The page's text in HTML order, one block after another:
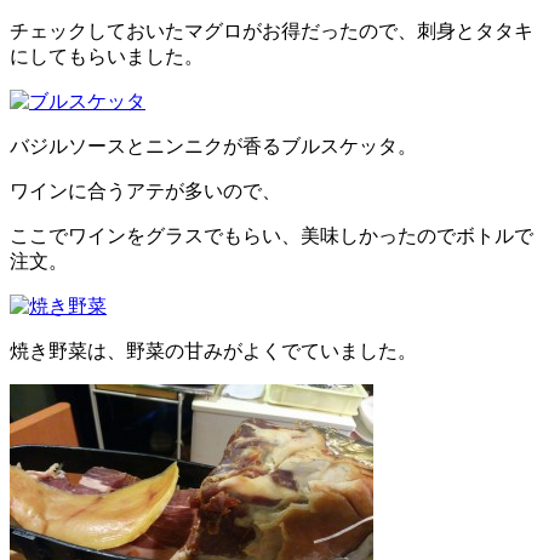
チェックしておいたマグロがお得だったので、刺身とタタキ
にしてもらいました。
バジルソースとニンニクが香るブルスケッタ。
ワインに合うアテが多いので、
ここでワインをグラスでもらい、美味しかったのでボトルで
注文。
焼き野菜は、野菜の甘みがよくでていました。